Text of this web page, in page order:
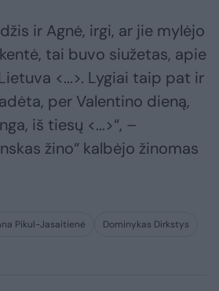
ir Agnė, irgi, ar jie mylėjo
tai buvo siužetas, apie
<...>. Lygiai taip pat ir
per Valentino dieną,
iš tiesų <...>“, –
žino“ kalbėjo žinomas
Pikul-Jasaitienė
Dominykas Dirkstys